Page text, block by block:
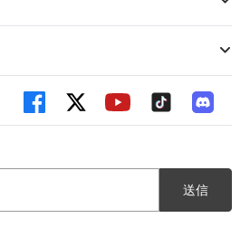
送信